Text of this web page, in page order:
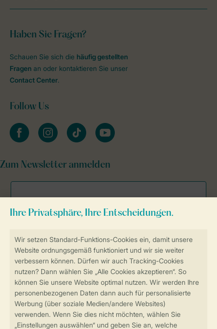
Sicherstellung Deiner Privatsphäre
Sicher und schnell zur Online-Buchung
Sichere Datenübertragung
Sicheres Bezahlen
Haben Sie Fragen?
Schauen Sie sich die häufig gestellten
Fragen an oder kontaktieren Sie unser
Contact Center.
Follow Us
facebookinstagramtiktok youtube
Zum Newsletter anmelden